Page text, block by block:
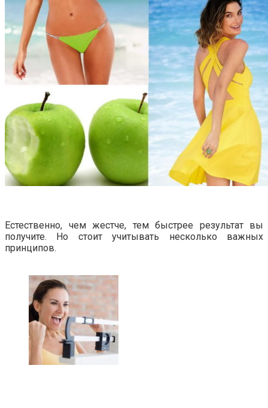
Естественно, чем жестче, тем быстрее результат вы
получите. Но стоит учитывать несколько важных
принципов.